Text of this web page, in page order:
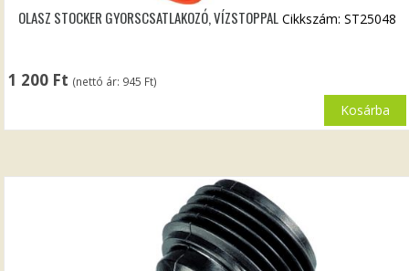
OLASZ STOCKER GYORSCSATLAKOZÓ, VÍZSTOPPAL
1 200 Ft (nettó ár: 945 Ft)
Cikkszám: ST25048
Kosárba